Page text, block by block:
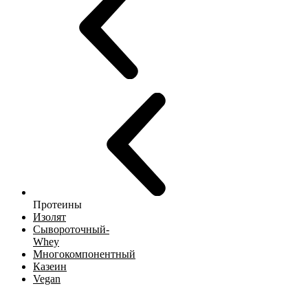
Протеины
Изолят
Сывороточный-
Whey
Многокомпонентный
Казеин
Vegan